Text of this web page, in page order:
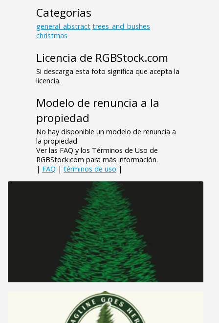
Categorías
general_abstract trees_and_bushes
christmas
Licencia de RGBStock.com
Si descarga esta foto significa que acepta la
licencia.
Modelo de renuncia a la
propiedad
No hay disponible un modelo de renuncia a
la propiedad
Ver las FAQ y los Términos de Uso de
RGBStock.com para más información.
| FAQ | términos de uso |